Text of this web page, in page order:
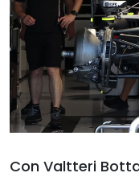
Con Valtteri